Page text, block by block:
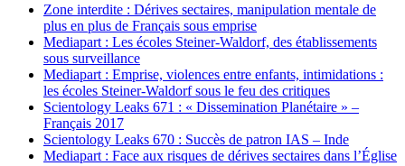
Zone interdite : Dérives sectaires, manipulation mentale de
plus en plus de Français sous emprise
Mediapart : Les écoles Steiner-Waldorf, des établissements
sous surveillance
Mediapart : Emprise, violences entre enfants, intimidations :
les écoles Steiner-Waldorf sous le feu des critiques
Scientology Leaks 671 : « Dissemination Planétaire » –
Français 2017
Scientology Leaks 670 : Succès de patron IAS – Inde
Mediapart : Face aux risques de dérives sectaires dans l’Église